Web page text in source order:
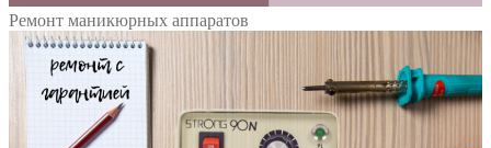
Ремонт маникюрных аппаратов